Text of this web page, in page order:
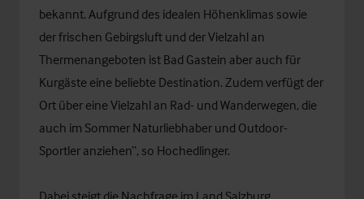
bekannt. Aufgrund des idealen Höhenklimas sowie
der frischen Gebirgsluft und der Vielzahl an
Thermenangeboten ist Bad Gastein aber auch für
Kurgäste eine beliebte Destination. Zudem verfügt der
Ort über eine Vielzahl an Rad- und Wanderwegen, die
auch im Sommer Naturliebhaber und Outdoor-
Sportler anziehen“, so Hochedlinger.
Dabei steigt die Nachfrage im Land Salzburg